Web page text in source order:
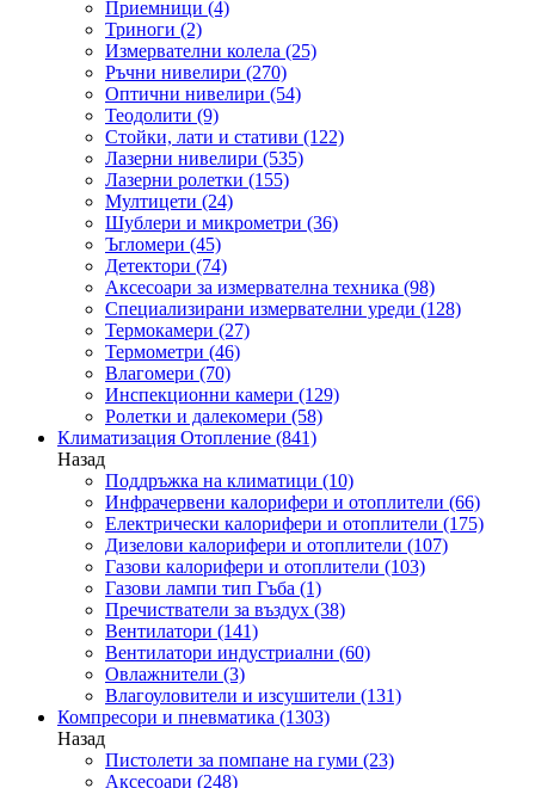
Приемници (4)
Триноги (2)
Измервателни колела (25)
Ръчни нивелири (270)
Оптични нивелири (54)
Теодолити (9)
Стойки, лати и стативи (122)
Лазерни нивелири (535)
Лазерни ролетки (155)
Мултицети (24)
Шублери и микрометри (36)
Ъгломери (45)
Детектори (74)
Аксесоари за измервателна техника (98)
Специализирани измервателни уреди (128)
Термокамери (27)
Термометри (46)
Влагомери (70)
Инспекционни камери (129)
Ролетки и далекомери (58)
Климатизация Отопление (841)
Назад
Поддръжка на климатици (10)
Инфрачервени калорифери и отоплители (66)
Електрически калорифери и отоплители (175)
Дизелови калорифери и отоплители (107)
Газови калорифери и отоплители (103)
Газови лампи тип Гъба (1)
Пречистватели за въздух (38)
Вентилатори (141)
Вентилатори индустриални (60)
Овлажнители (3)
Влагоуловители и изсушители (131)
Компресори и пневматика (1303)
Назад
Пистолети за помпане на гуми (23)
Аксесоари (248)